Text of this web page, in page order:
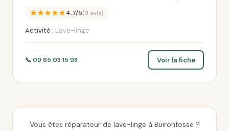
★★★★★4.7/5(3 avis)
Activité : Lave-linge
📞 09 65 03 15 93 Voir la fiche
Vous êtes réparateur de lave-linge à Buironfosse ?